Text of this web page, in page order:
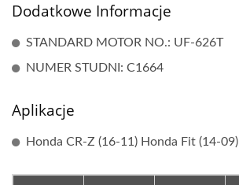
Dodatkowe Informacje
STANDARD MOTOR NO.: UF-626T
NUMER STUDNI: C1664
Aplikacje
Honda CR-Z (16-11) Honda Fit (14-09)